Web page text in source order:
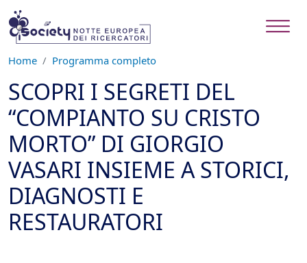
Salta al contenuto principale
Home Programma completo
SCOPRI I SEGRETI DEL
“COMPIANTO SU CRISTO
MORTO” DI GIORGIO
VASARI INSIEME A STORICI,
DIAGNOSTI E
RESTAURATORI